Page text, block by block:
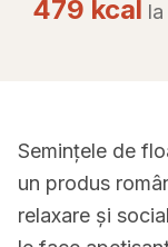
479 kcal la
Semințele de
un produs
relaxare și